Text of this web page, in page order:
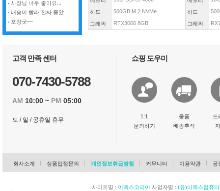
사장님 너무 좋아요...
배송이 빨라 진짜 좋았...
포장굿~~
하드 500GB M.2 NVMe
그래픽 RTX3060 8GB
하드
그래픽
고객 만족 센터
070-7430-5788
AM 10:00 ~ PM 05:00
토 / 일 / 공휴일 휴무
쇼핑 도우미
1:1
문의하기
물품
배송추적
드
회사소개 상품입점문의 개인정보취급방침 커뮤니티 이용약관 공
사이트명 : 이엑스코리아사업자명 : (유)이엑스컴퓨터